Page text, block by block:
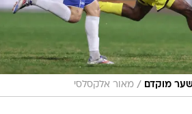
מוקדם / מאור אלקסלסי